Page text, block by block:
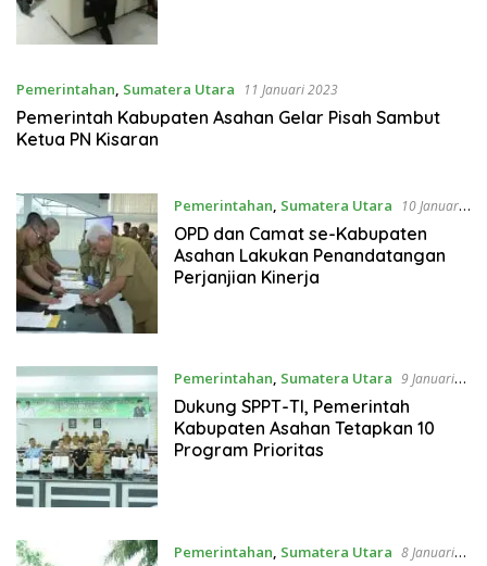
Pemerintahan, Sumatera Utara 11 Januari 2023
Pemerintah Kabupaten Asahan Gelar Pisah Sambut
Ketua PN Kisaran
Pemerintahan, Sumatera Utara
10 Januari
2023
OPD dan Camat se-Kabupaten
Asahan Lakukan Penandatangan
Perjanjian Kinerja
Pemerintahan, Sumatera Utara 9 Januari
2023
Dukung SPPT-TI, Pemerintah
Kabupaten Asahan Tetapkan 10
Program Prioritas
Pemerintahan, Sumatera Utara 8 Januari